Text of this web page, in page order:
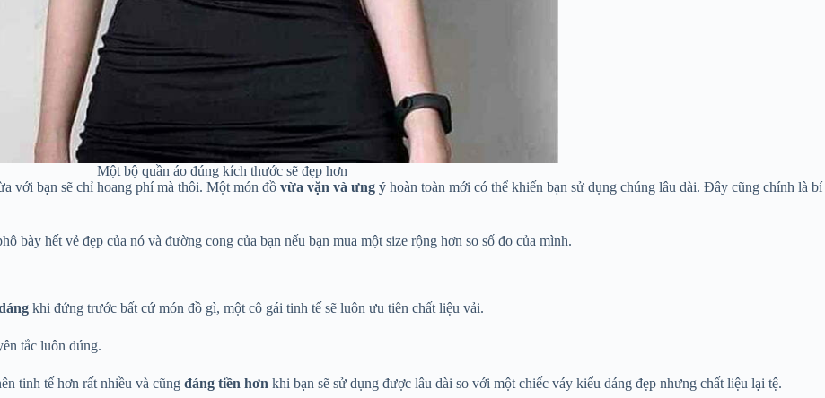
Một bộ quần áo đúng kích thước sẽ đẹp hơn
với bạn sẽ chỉ hoang phí mà thôi. Một món đồ vừa vặn và ưng ý hoàn toàn mới có thể khiến bạn sử dụng chúng lâu dài. Đây cũng chính là bí
bày hết vẻ đẹp của nó và đường cong của bạn nếu bạn mua một size rộng hơn so số đo của mình.
khi đứng trước bất cứ món đồ gì, một cô gái tinh tế sẽ luôn ưu tiên chất liệu vải.
tắc luôn đúng.
tinh tế hơn rất nhiều và cũng đáng tiền hơn khi bạn sẽ sử dụng được lâu dài so với một chiếc váy kiểu dáng đẹp nhưng chất liệu lại tệ.